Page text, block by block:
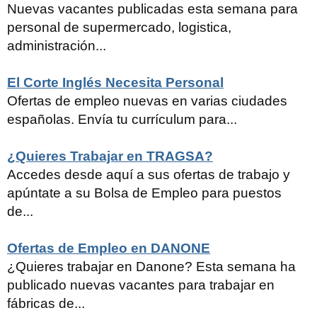
Nuevas vacantes publicadas esta semana para
personal de supermercado, logistica,
administración...
El Corte Inglés Necesita Personal
Ofertas de empleo nuevas en varias ciudades
españolas. Envía tu currículum para...
¿Quieres Trabajar en TRAGSA?
Accedes desde aquí a sus ofertas de trabajo y
apúntate a su Bolsa de Empleo para puestos
de...
Ofertas de Empleo en DANONE
¿Quieres trabajar en Danone? Esta semana ha
publicado nuevas vacantes para trabajar en
fábricas de...